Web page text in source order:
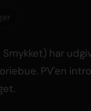
har
PV'en